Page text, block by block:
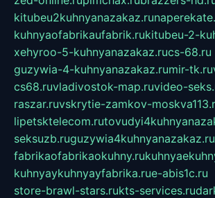
kitubeu2kuhnyanazakaz.ru
kuhnyaofabrikaufabrik.rukitubeu-2-
xehyroo-5-kuhnyanazakaz.rucs-68.ru
guzywia-4-kuhnyanazakaz.rumir-tk.ru
cs68.ruvladivostok-map.ruvideo-
raszar.ruvskrytie-zamkov-
lipetsktelecom.ru
seksuzb.ruguzywia4kuhnyanazakaz.ru
fabrikaofabrikaokuhny.ru
kuhnyaykuhnyayfabrika.rue-abis1c.ru
store-brawl-stars.rukts-services.ru